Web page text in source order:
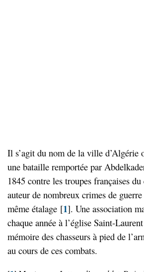
Il s’agit du nom de la ville d’Algérie
une bataille remportée par
1845 contre les troupes françaises
auteur de nombreux crimes de
même étalage [1]. Une association
chaque année à l’église Saint-
mémoire des chasseurs à pied de
au cours de ces combats.